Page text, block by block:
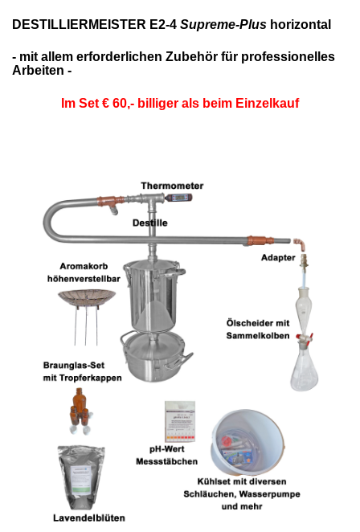
DESTILLIERMEISTER E2-4Supreme-Plus horizontal
- mit allem erforderlichen Zubehör für professionelles
Arbeiten -
Im Set € 60,- billiger als beim Einzelkauf